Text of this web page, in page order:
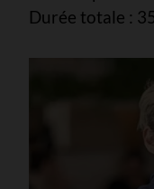
Durée totale :